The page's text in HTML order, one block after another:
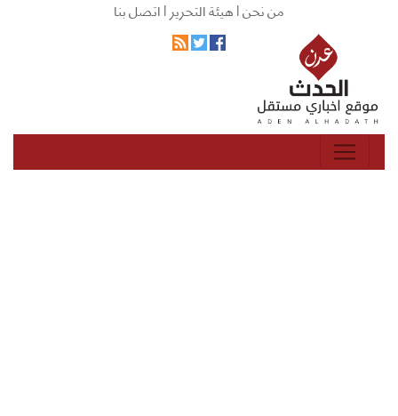
من نحن |هيئة التحرير |اتصل بنا